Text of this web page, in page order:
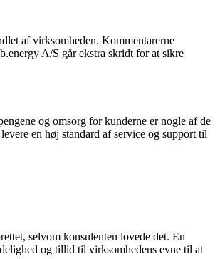
af virksomheden. Kommentarerne
A/S går ekstra skridt for at sikre
og omsorg for kunderne er nogle af de
en høj standard af service og support til
selvom konsulenten lovede det. En
og tillid til virksomhedens evne til at